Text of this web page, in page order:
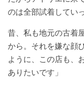
のは全部試着してい
昔、私も地元の古着
から。それを嫌な顔
ように、この店も、
ありたいです」